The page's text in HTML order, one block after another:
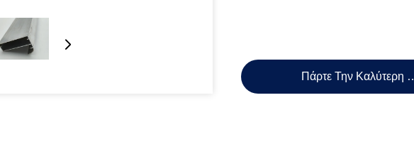
Πάρτε Την Καλύτερη